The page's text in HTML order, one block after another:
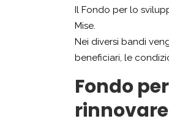
Il Fondo per lo
Mise.
Nei diversi bandi
beneficiari, le
Fondo